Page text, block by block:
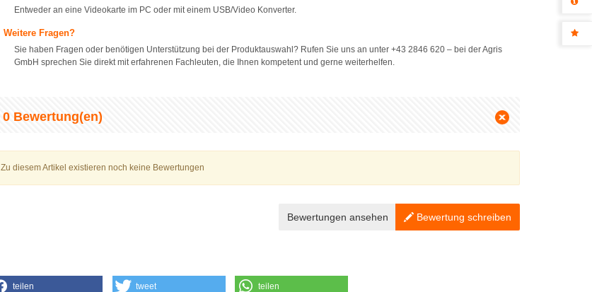
Entweder an eine Videokarte im PC oder mit einem USB/Video Konverter.
Weitere Fragen?
Sie haben Fragen oder benötigen Unterstützung bei der Produktauswahl? Rufen Sie uns an unter +43 2846 620 – bei der Agris
GmbH sprechen Sie direkt mit erfahrenen Fachleuten, die Ihnen kompetent und gerne weiterhelfen.
0 Bewertung(en)
Zu diesem Artikel existieren noch keine Bewertungen
Bewertungen ansehen Bewertung schreiben
teilen tweet teilen